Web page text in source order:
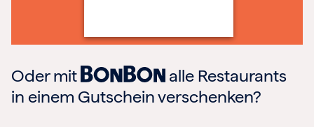
Oder mit
alle Restaurants
in einem Gutschein verschenken?